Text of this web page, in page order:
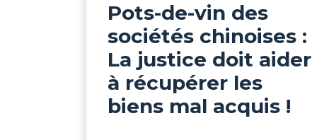
Pots-de-vin des
sociétés chinoises :
La justice doit aider
à récupérer les
biens mal acquis !